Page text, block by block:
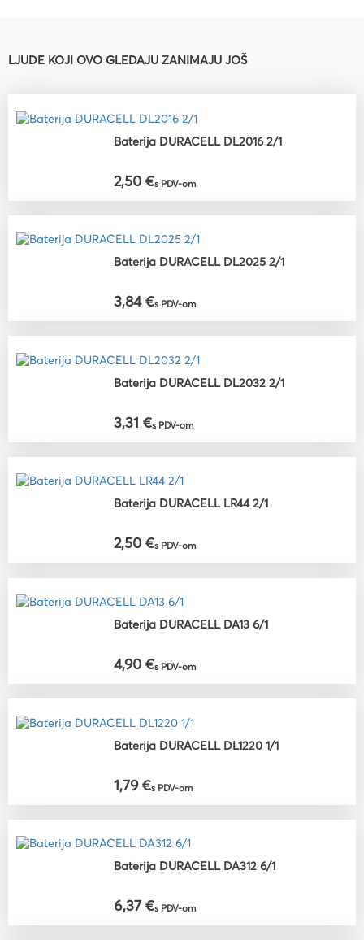
LJUDE KOJI OVO GLEDAJU ZANIMAJU JOŠ
Baterija DURACELL DL2016 2/1
2,50 €s PDV-om
Baterija DURACELL DL2025 2/1
3,84 €s PDV-om
Baterija DURACELL DL2032 2/1
3,31 €s PDV-om
Baterija DURACELL LR44 2/1
2,50 €s PDV-om
Baterija DURACELL DA13 6/1
4,90 €s PDV-om
Baterija DURACELL DL1220 1/1
1,79 €s PDV-om
Baterija DURACELL DA312 6/1
6,37 €s PDV-om